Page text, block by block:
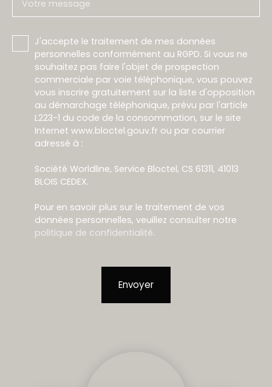
Votre message
J'accepte le traitement de mes données
personnelles conformément au RGPD. Si vous ne
souhaitez pas faire l'objet de prospection
commerciale par voie téléphonique, vous pouvez
vous inscrire gratuitement sur la liste d'opposition
au démarchage téléphonique, prévu par l'article
L223-1 du code de la consommation, sur le site
Internet www.bloctel.gouv.fr ou par courrier
adressé à :
Société Worldline, Service Bloctel, CS 61311, 41013
BLOIS CEDEX.
Pour en savoir plus sur le traitement de vos
données personnelles, veuillez consulter notre
politique de confidentialité.
Envoyer